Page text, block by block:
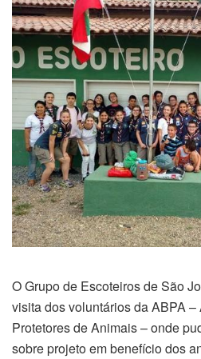
O Grupo de Escoteiros de São
visita dos voluntários da ABPA
Protetores de Animais – onde
sobre projeto em benefício dos